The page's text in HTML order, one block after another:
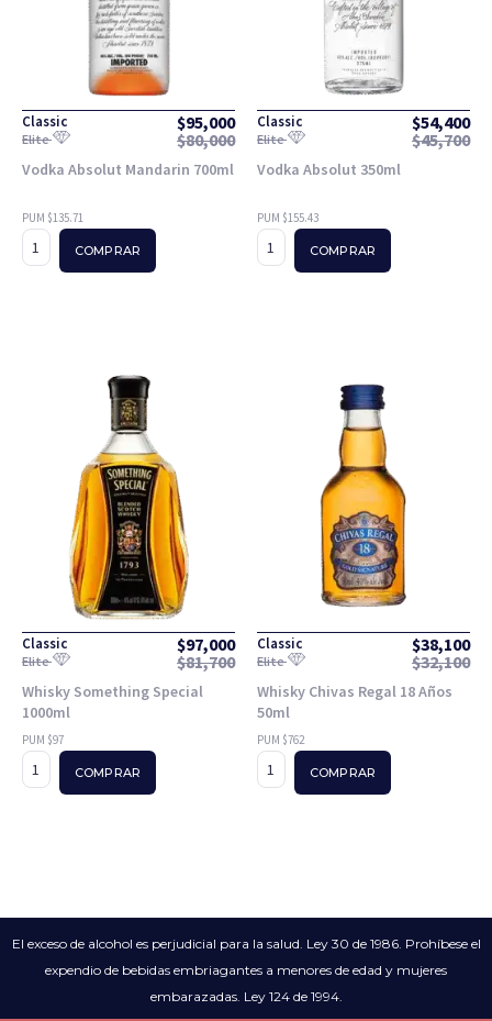
Classic $95,000
Elite $80,000
Vodka Absolut Mandarin 700ml
PUM $135.71
COMPRAR
Classic $54,400
Elite $45,700
Vodka Absolut 350ml
PUM $155.43
COMPRAR
Classic $97,000
Elite $81,700
Whisky Something Special
1000ml
PUM $97
COMPRAR
Classic $38,100
Elite $32,100
Whisky Chivas Regal 18 Años
50ml
PUM $762
COMPRAR
El exceso de alcohol es perjudicial para la salud. Ley 30 de 1986. Prohíbese el
expendio de bebidas embriagantes a menores de edad y mujeres
embarazadas. Ley 124 de 1994.